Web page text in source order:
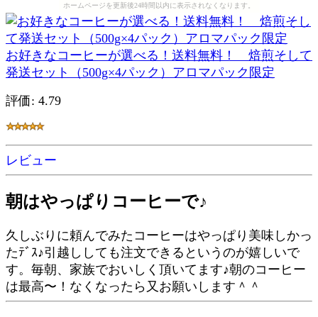
ホームページを更新後24時間以内に表示されなくなります。
お好きなコーヒーが選べる！送料無料！ 焙煎そして
発送セット（500g×4パック）アロマパック限定
評価: 4.79
レビュー
朝はやっぱりコーヒーで♪
久しぶりに頼んでみたコーヒーはやっぱり美味しかっ
たﾃﾞｽ♪引越ししても注文できるというのが嬉しいで
す。毎朝、家族でおいしく頂いてます♪朝のコーヒー
は最高〜！なくなったら又お願いします＾＾